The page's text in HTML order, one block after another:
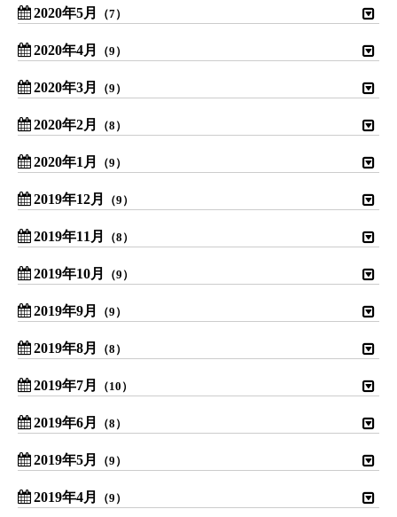
2020年5月 （7）
2020年4月 （9）
2020年3月 （9）
2020年2月 （8）
2020年1月 （9）
2019年12月 （9）
2019年11月 （8）
2019年10月 （9）
2019年9月 （9）
2019年8月 （8）
2019年7月 （10）
2019年6月 （8）
2019年5月 （9）
2019年4月 （9）